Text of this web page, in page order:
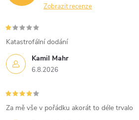
Zobrazit recenze
Kamil Mahr
6.8.2026
Katastrofální dodání
Za mě vše v pořádku akorát to déle trvalo